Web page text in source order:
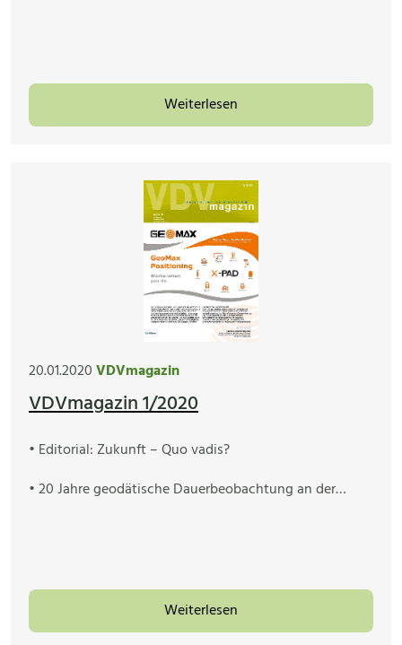
Weiterlesen
20.01.2020VDVmagazin
VDVmagazin 1/2020
• Editorial: Zukunft – Quo vadis?
• 20 Jahre geodätische Dauerbeobachtung an der…
Weiterlesen